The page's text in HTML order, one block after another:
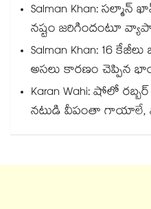
Salman Khan: సల్మాన్
నష్టం జరిగిందంటూ
Salman Khan: 16
అసలు కారణం చెప్పిన
Karan Wahi: షోలో
నటుడి వీపంతా గాయాలే,